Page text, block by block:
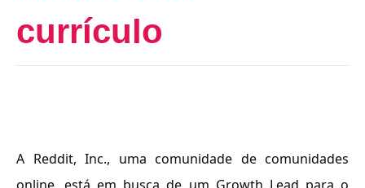
currículo
A Reddit, Inc., uma comunidade de comunidades